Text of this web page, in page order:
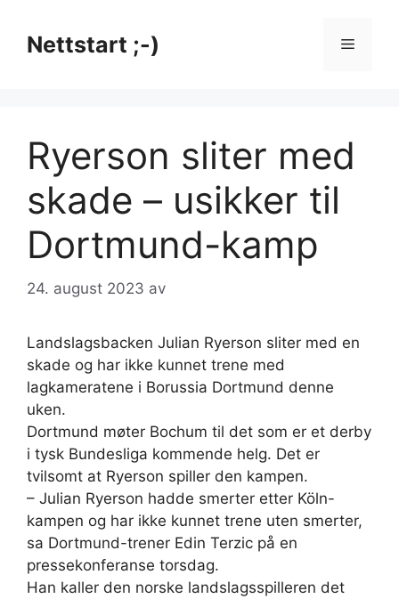
innholdNettstart ;-) Meny
Ryerson sliter med
skade – usikker til
Dortmund-kamp
24. august 2023 av
Landslagsbacken Julian Ryerson sliter med en
skade og har ikke kunnet trene med
lagkameratene i Borussia Dortmund denne
uken.
Dortmund møter Bochum til det som er et derby
i tysk Bundesliga kommende helg. Det er
tvilsomt at Ryerson spiller den kampen.
– Julian Ryerson hadde smerter etter Köln-
kampen og har ikke kunnet trene uten smerter,
sa Dortmund-trener Edin Terzic på en
pressekonferanse torsdag.
Han kaller den norske landslagsspilleren det